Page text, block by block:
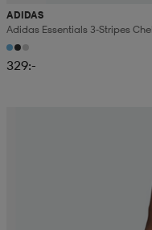
ADIDAS
Adidas Essentials 3-Stripes
329:-